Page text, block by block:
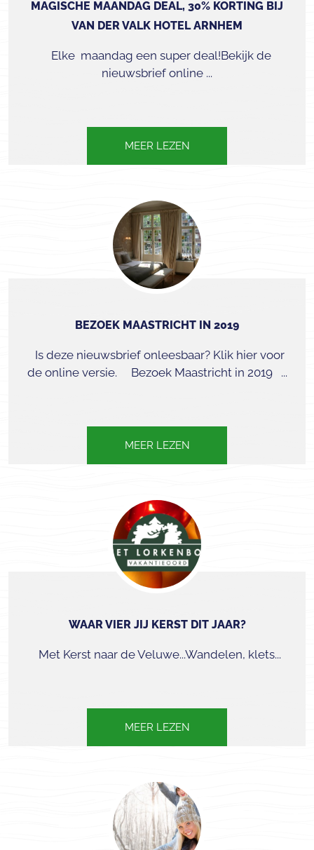
MAGISCHE MAANDAG DEAL, 30% KORTING BIJ
VAN DER VALK HOTEL ARNHEM
Elke maandag een super deal!Bekijk de
nieuwsbrief online ​​​ ...
MEER LEZEN
BEZOEK MAASTRICHT IN 2019
Is deze nieuwsbrief onleesbaar? Klik hier voor
de online versie. Bezoek Maastricht in 2019 ...
MEER LEZEN
WAAR VIER JIJ KERST DIT JAAR?
Met Kerst naar de Veluwe...Wandelen, klets...
MEER LEZEN